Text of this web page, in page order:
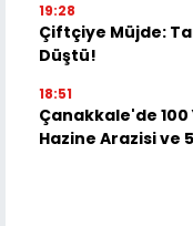
19:28
Çiftçiye Müjde:
Düştü!
18:51
Çanakkale'de 100
Hazine Arazisi ve